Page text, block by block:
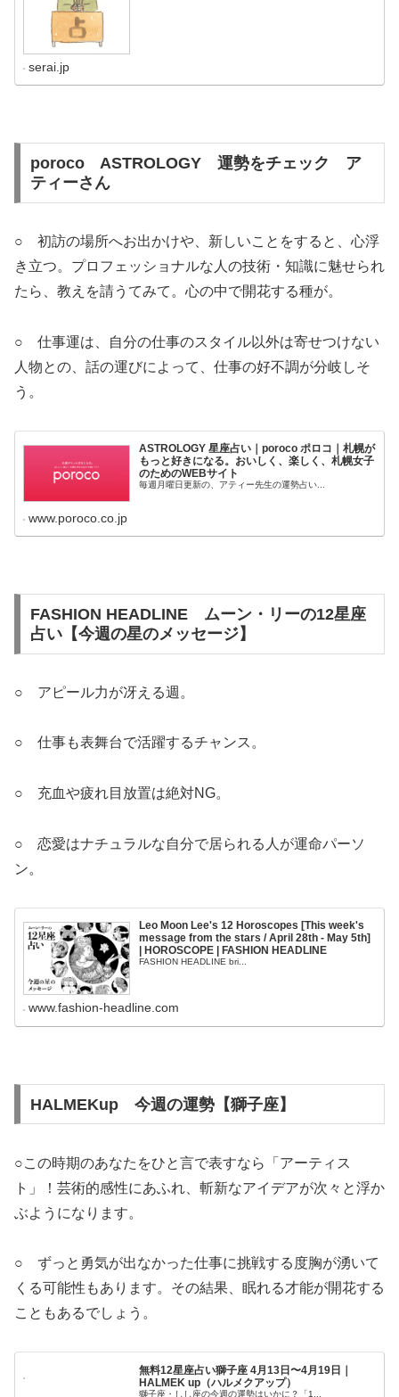
serai.jp
poroco ASTROLOGY運勢をチェック ア
ティーさん
○ 初訪の場所へお出かけや、新しいことをすると、心浮
き立つ。プロフェッショナルな人の技術・知識に魅せられ
たら、教えを請うてみて。心の中で開花する種が。
○ 仕事運は、自分の仕事のスタイル以外は寄せつけない
人物との、話の運びによって、仕事の好不調が分岐しそ
う。
ASTROLOGY 星座占い｜poroco ポロコ｜札幌が
もっと好きになる。おいしく、楽しく、札幌女子
のためのWEBサイト
毎週月曜日更新の、アティー先生の運勢占い...
www.poroco.co.jp
FASHION HEADLINE ムーン・リーの12星座
占い【今週の星のメッセージ】
○ アピール力が冴える週。
○ 仕事も表舞台で活躍するチャンス。
○ 充血や疲れ目放置は絶対NG。
○ 恋愛はナチュラルな自分で居られる人が運命パーソ
ン。
Leo Moon Lee's 12 Horoscopes [This week's
message from the stars / April 28th - May 5th]
| HOROSCOPE | FASHION HEADLINE
FASHION HEADLINE bri...
www.fashion-headline.com
HALMEKup 今週の運勢【獅子座】
○この時期のあなたをひと言で表すなら「アーティス
ト」！芸術的感性にあふれ、斬新なアイデアが次々と浮か
ぶようになります。
○ ずっと勇気が出なかった仕事に挑戦する度胸が湧いて
くる可能性もあります。その結果、眠れる才能が開花する
こともあるでしょう。
無料12星座占い獅子座 4月13日〜4月19日｜
HALMEK up（ハルメクアップ）
獅子座・しし座の今週の運勢はいかに？「1...